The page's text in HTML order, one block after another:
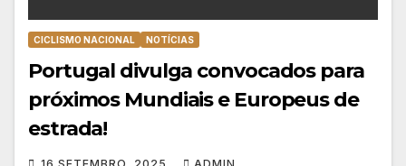
CICLISMO NACIONAL NOTÍCIAS
Portugal divulga convocados para
próximos Mundiais e Europeus de
estrada!